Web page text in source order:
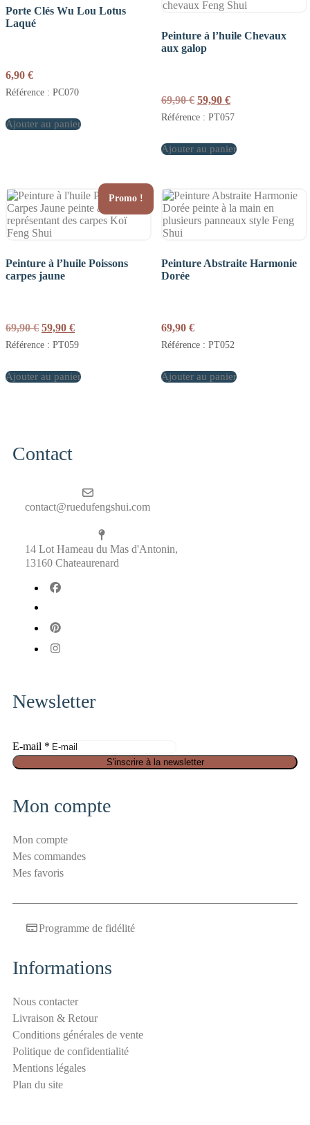
Porte Clés Wu Lou Lotus
Laqué
6,90 €
Référence : PC070
Ajouter au panier
Peinture à l’huile Chevaux
aux galop
69,90€ Le
prix
initial
69,90 €.
59,90 €Le
prix
actuel
59,90 €.
Référence : PT057
Ajouter au panier
Promo !
Peinture à l’huile Poissons
carpes jaune
69,90€ Le
prix
initial
69,90 €.
59,90 €Le
prix
actuel
59,90 €.
Référence : PT059
Ajouter au panier
Peinture Abstraite Harmonie
Dorée
69,90 €
Référence : PT052
Ajouter au panier
Contact
contact@ruedufengshui.com
14 Lot Hameau du Mas d'Antonin,
13160 Chateaurenard
Newsletter
S
é
r
t
é
E
l
n
t
i
-
s
p
E-mail *
S'inscrire à la newsletter
Mon compte
Mon compte
Mes commandes
Mes favoris
Programme de fidélité
Informations
Nous contacter
Livraison & Retour
Conditions générales de vente
Politique de confidentialité
Mentions légales
Plan du site